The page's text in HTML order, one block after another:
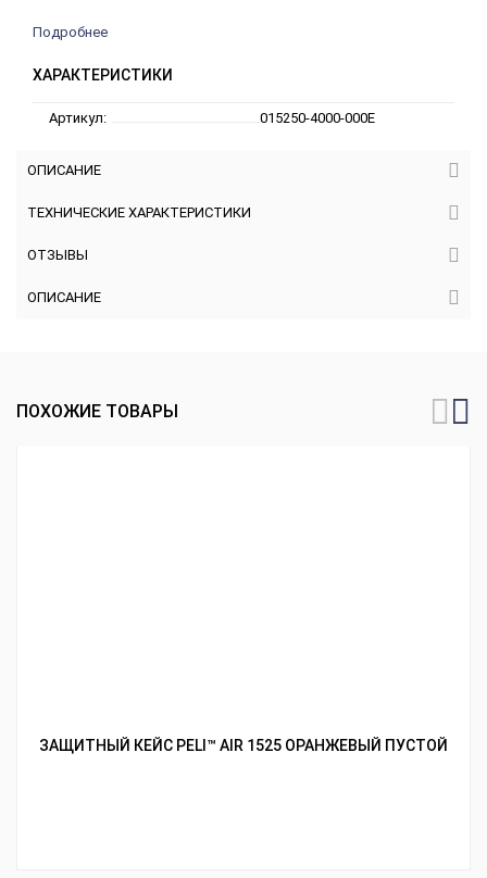
Подробнее
ХАРАКТЕРИСТИКИ
Артикул: 015250-4000-000E
ОПИСАНИЕ
ТЕХНИЧЕСКИЕ ХАРАКТЕРИСТИКИ
ОТЗЫВЫ
ОПИСАНИЕ
ПОХОЖИЕ ТОВАРЫ
ЗАЩИТНЫЙ КЕЙС PELI™ AIR 1525 ОРАНЖЕВЫЙ ПУСТОЙ